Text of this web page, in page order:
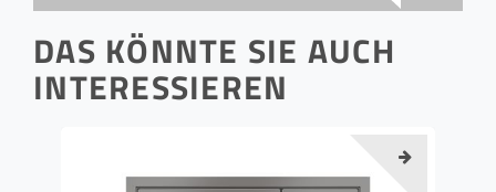
DAS KÖNNTE SIE AUCH
INTERESSIEREN